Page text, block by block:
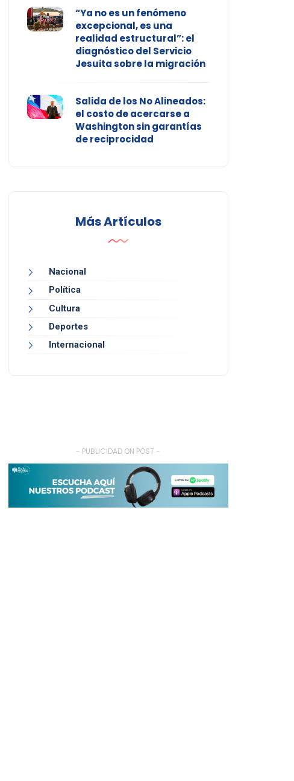
“Ya no es un fenómeno
excepcional, es una
realidad estructural”: el
diagnóstico del Servicio
Jesuita sobre la migración
Salida de los No Alineados:
el costo de acercarse a
Washington sin garantías
de reciprocidad
Más Artículos
Nacional
Política
Cultura
Deportes
Internacional
- PUBLICIDAD ON POST -